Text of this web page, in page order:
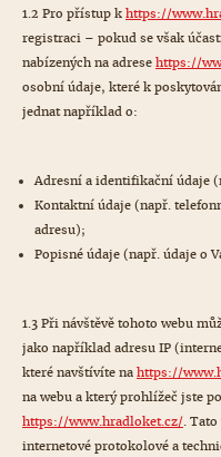
1.2 Pro přístup k https://
registraci – pokud se však
nabízených na adrese https://
osobní údaje, které k
jednat například o:
Adresní a identifikační údaje
Kontaktní údaje (např.
adresu);
Popisné údaje (např. údaje o
1.3 Při návštěvě tohoto webu
jako například adresu IP
které navštívíte na https://
na webu a který prohlížeč jste
https://www.hradloket.cz/.
internetové protokolové a